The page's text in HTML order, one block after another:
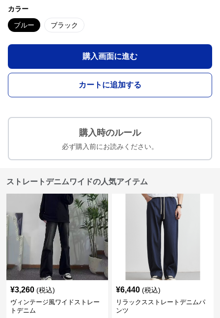
カラー
ブルー ブラック
購入画面に進む
カートに追加する
購入時のルール
必ず購入前にお読みください。
ストレートデニムワイドの人気アイテム
¥3,260 (税込)
ヴィンテージ風ワイドストレー
トデニム
¥6,440 (税込)
リラックスストレートデニムパ
ンツ